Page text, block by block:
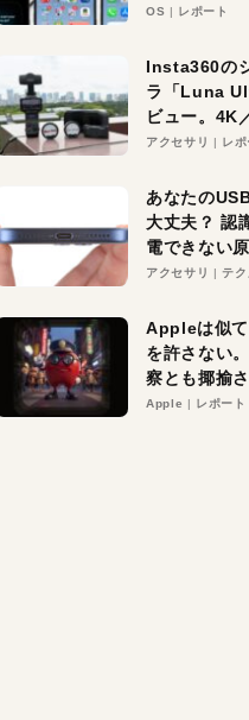
待大の便利機
る未来はす
OS レポート
Insta360の
ラ「Luna
ビュー。4K
ーム・夜間
アクセサリ レポ
あなたの
大丈夫？ 認
電できない
対策
アクセサリ テク
Appleは似
を許さない
察とも揶揄
異議申し立
Apple レポート